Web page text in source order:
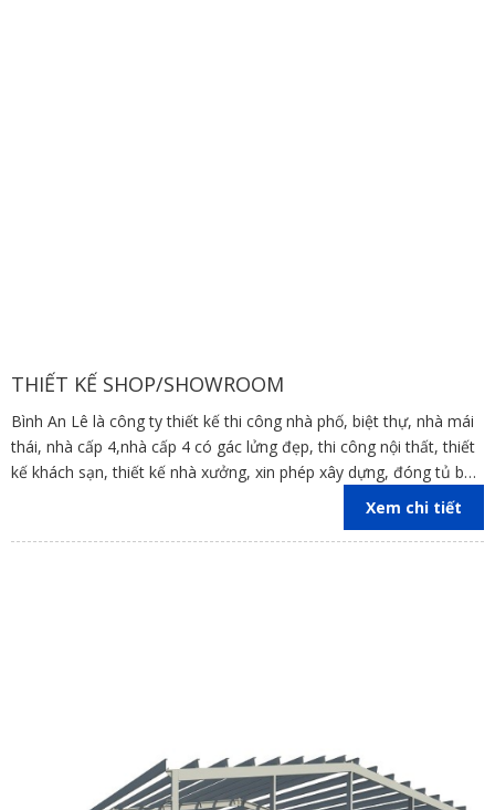
THIẾT KẾ SHOP/SHOWROOM
Bình An Lê là công ty thiết kế thi công nhà phố, biệt thự, nhà mái
thái, nhà cấp 4,nhà cấp 4 có gác lửng đẹp, thi công nội thất, thiết
kế khách sạn, thiết kế nhà xưởng, xin phép xây dựng, đóng tủ bếp
trên địa bàn các tỉnh Đồng Nai, Bình Dương, TP Hồ Chí Minh,
Xem chi tiết